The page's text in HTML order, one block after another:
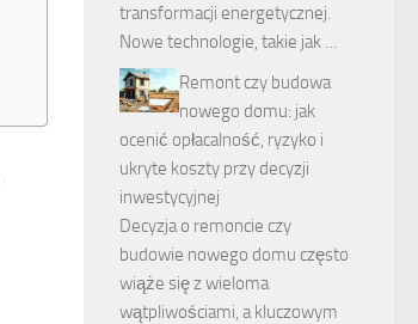
transformacji energetycznej.
Nowe technologie, takie jak …
Remont czy budowa
nowego domu: jak
ocenić opłacalność, ryzyko i
ukryte koszty przy decyzji
inwestycyjnej
Decyzja o remoncie czy
budowie nowego domu często
wiąże się z wieloma
wątpliwościami, a kluczowym